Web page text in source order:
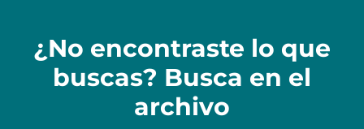
¿No encontraste lo que
buscas? Busca en el
archivo